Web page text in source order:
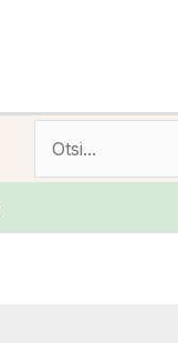
Otsi: